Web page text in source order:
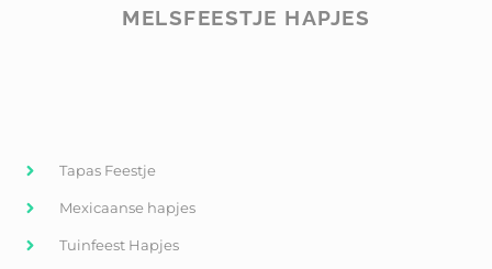
MELSFEESTJE HAPJES
Tapas Feestje
Mexicaanse hapjes
Tuinfeest Hapjes